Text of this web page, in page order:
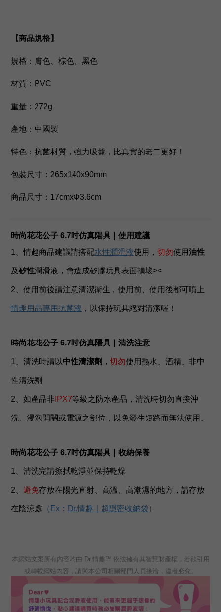
【商品規格】
規格：膚色、棕色、黑色
材質：PVC
重量：272g
產地：中國製
特色： 抗菌材質， 強力吸盤 ， 比真實的老二更好！
包裝尺寸：265x140x90mm
商品尺寸：17cmxΦ3.6cm
時尚花花公子 6.7吋仿真陽具 ｜使用建議
1、情趣商品建議請搭配水性潤滑液使用， 切勿使用油性
及矽性潤滑液，會造成矽膠玩具表面損壞><
2、使用前後請注意清潔衛生，使用前、使用後都可噴上
情趣用品專用抗菌液 ，以保持玩具絕對清潔喔！
時尚花花公子 6.7吋仿真陽具 ｜清洗注意
1、清洗時請以中性清潔劑 ， 切勿使用熱水、酒精、非中
性清洗劑
2、如產品非 IPX7等級之防水產品，清洗時切勿直接沖
洗、浸泡開關或電源之部位，以免發生短路而無法使用。
時尚花花公子 6.7吋仿真陽具 ｜收納保養
1、清洗完請擦拭乾淨並保持乾燥
2、 避免存放在陽光直射、高溫、高潮濕的地方，請存放
在陰涼處 （ Ex： Dr.情趣｜超隱密收納袋 ）
本網站文案所有內容均由 Dr.情趣™ 依法擁有其智慧財產權，若欲引用
或轉載網站內容，請與本公司相關部門人員接洽，違者必究。